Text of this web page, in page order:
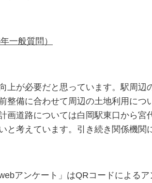
一般質問）
上が必要だと思っています。駅周辺
整備に合わせて周辺の土地利用につ
画道路については白岡駅東口から宮
と考えています。引き続き関係機関
アンケート」はQRコードによる